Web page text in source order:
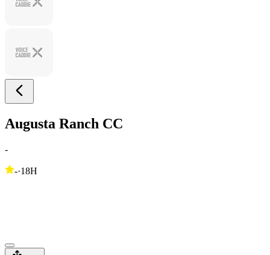
Augusta Ranch CC
-
-·18H